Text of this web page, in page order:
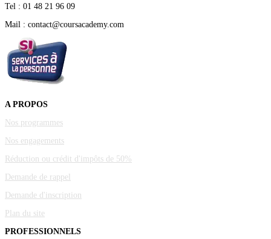
Tel : 01 48 21 96 09
Mail : contact@coursacademy.com
A PROPOS
Nos programmes
Nos engagements
Réduction ou crédit d'impôts de 50%
Demande de rappel
Demande d'inscription
Plan du site
PROFESSIONNELS